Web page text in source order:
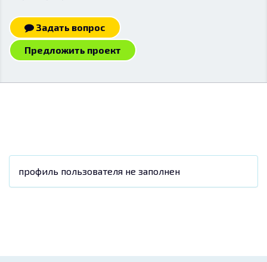
Задать вопрос
Предложить проект
профиль пользователя не заполнен